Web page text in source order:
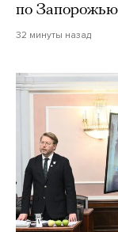
по
32 минуты назад